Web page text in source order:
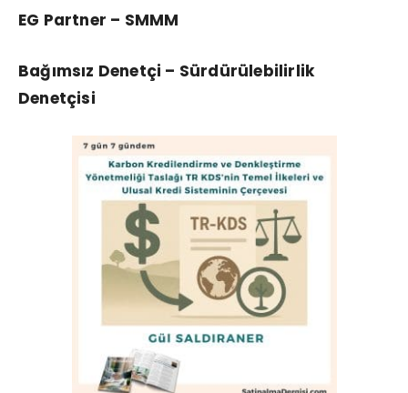
EG Partner – SMMM
Bağımsız Denetçi – Sürdürülebilirlik
Denetçisi